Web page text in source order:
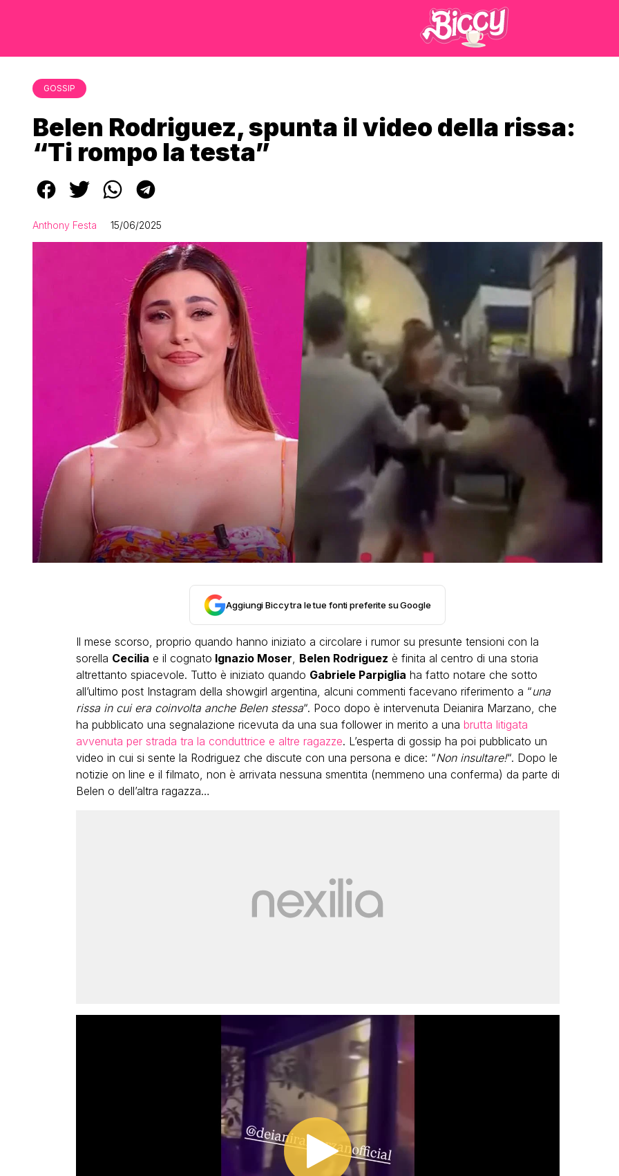
GOSSIP
Belen Rodriguez, spunta il video della rissa:
“Ti rompo la testa”
Anthony Festa 15/06/2025
Aggiungi Biccy tra le tue fonti preferite su Google
Il mese scorso, proprio quando hanno iniziato a circolare i rumor su presunte tensioni con la
sorella Cecilia e il cognato Ignazio Moser, Belen Rodriguez è finita al centro di una storia
altrettanto spiacevole. Tutto è iniziato quando Gabriele Parpiglia ha fatto notare che sotto
all’ultimo post Instagram della showgirl argentina, alcuni commenti facevano riferimento a “una
rissa in cui era coinvolta anche Belen stessa“. Poco dopo è intervenuta Deianira Marzano, che
ha pubblicato una segnalazione ricevuta da una sua follower in merito a una brutta litigata
avvenuta per strada tra la conduttrice e altre ragazze. L’esperta di gossip ha poi pubblicato un
video in cui si sente la Rodriguez che discute con una persona e dice: “Non insultare!“. Dopo le
notizie on line e il filmato, non è arrivata nessuna smentita (nemmeno una conferma) da parte di
Belen o dell’altra ragazza…
Bambola Star, la festa di
compleanno con tutte le grandi
dive compie 15 anni: il video
VIRAL
Camilla Milanesi lascia tutto:
“Addio cike mie, siete state una